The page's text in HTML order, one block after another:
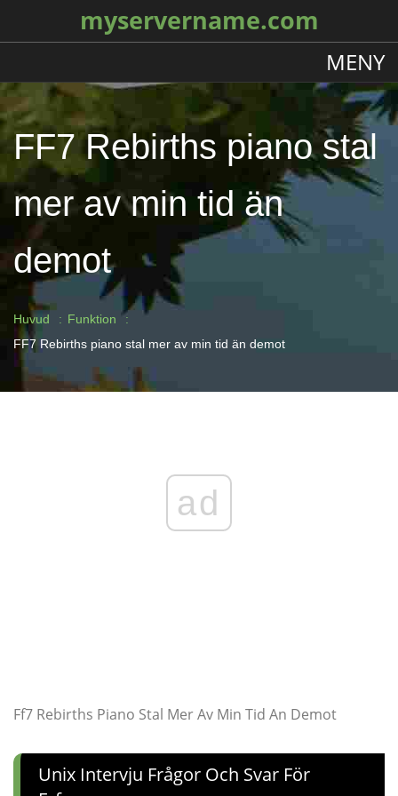
myservername.com
MENY
FF7 Rebirths piano stal
mer av min tid än
demot
Huvud
Funktion
FF7 Rebirths piano stal mer av min tid än demot
ad
Ff7 Rebirths Piano Stal Mer Av Min Tid An Demot
Unix Intervju Frågor Och Svar För